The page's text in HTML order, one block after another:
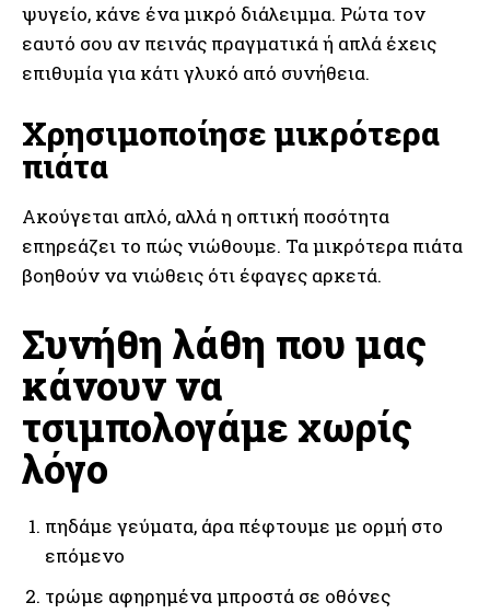
ψυγείο, κάνε ένα μικρό διάλειμμα. Ρώτα τον
εαυτό σου αν πεινάς πραγματικά ή απλά έχεις
επιθυμία για κάτι γλυκό από συνήθεια.
Χρησιμοποίησε μικρότερα
πιάτα
Ακούγεται απλό, αλλά η οπτική ποσότητα
επηρεάζει το πώς νιώθουμε. Τα μικρότερα πιάτα
βοηθούν να νιώθεις ότι έφαγες αρκετά.
Συνήθη λάθη που μας
κάνουν να
τσιμπολογάμε χωρίς
λόγο
πηδάμε γεύματα, άρα πέφτουμε με ορμή στο
επόμενο
τρώμε αφηρημένα μπροστά σε οθόνες